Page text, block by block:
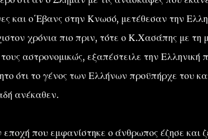
και ο΄Εβανς στην Κνωσό, μετέθεσαν την
χρόνια πιο πριν, τότε ο Κ.Χασάπης με τη
αστρονομικώς, εξαπέστειλε την Ελληνική
ότι το γένος των Ελλήνων προϋπήρχε του
ανέκαθεν.
που εμφανίστηκε ο άνθρωπος έζησε και